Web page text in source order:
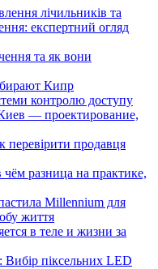
лічильників та
експертний огляд
та як вони
Кипр
контролю доступу
— проектирование,
перевірити продавця
разница на практике,
Millennium для
життя
в теле и жизни за
піксельних LED